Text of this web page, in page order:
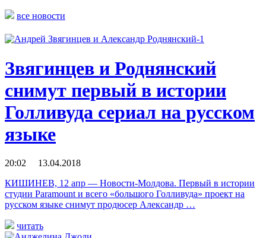
все новости
Звягинцев и Роднянский
снимут первый в истории
Голливуда сериал на русском
языке
20:02 13.04.2018
КИШИНЕВ, 12 апр — Новости-Молдова. Первый в истории
студии Paramount и всего «большого Голливуда» проект на
русском языке снимут продюсер Александр …
читать